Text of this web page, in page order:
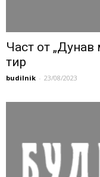
Част от „Дунав
тир
budilnik - 23/08/2023